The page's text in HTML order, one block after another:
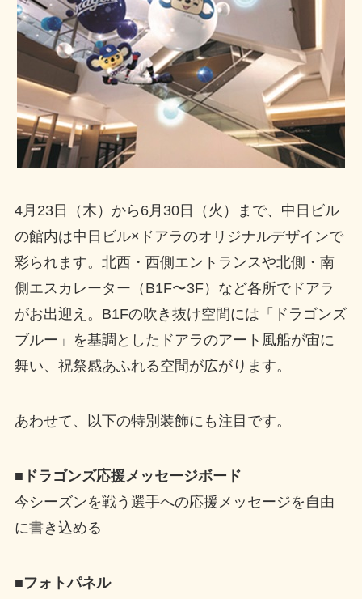
4月23日（木）から6月30日（火）まで、中日ビル
の館内は中日ビル×ドアラのオリジナルデザインで
彩られます。北西・西側エントランスや北側・南
側エスカレーター（B1F〜3F）など各所でドアラ
がお出迎え。B1Fの吹き抜け空間には「ドラゴンズ
ブルー」を基調としたドアラのアート風船が宙に
舞い、祝祭感あふれる空間が広がります。
あわせて、以下の特別装飾にも注目です。
■ドラゴンズ応援メッセージボード
今シーズンを戦う選手への応援メッセージを自由
に書き込める
■フォトパネル